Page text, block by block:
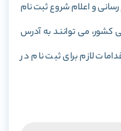
و اعلام شروع ثبت نام
می توانند به آدرس
لازم برای ثبت نام در